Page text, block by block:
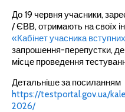
До 19 червня учасники,
/ ЄВВ, отримають на своїх
«Кабінет учасника
запрошення-перепустки, де
місце проведення
Детальніше за посиланням
https://testportal.gov.ua/
2026/